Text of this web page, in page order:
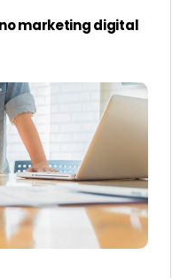
marketing digital